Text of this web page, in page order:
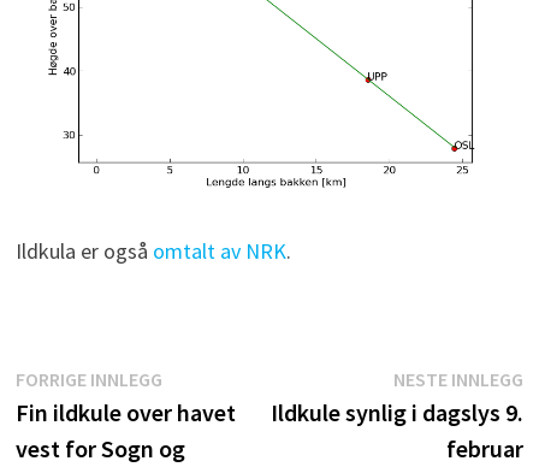
Ildkula er også omtalt av NRK.
Innleggsnavigasjon
FORRIGE INNLEGGForrige
innlegg:
Fin ildkule over havet
vest for Sogn og
NESTE INNLEGG
Ildkule synlig i dagslys 9.
februar